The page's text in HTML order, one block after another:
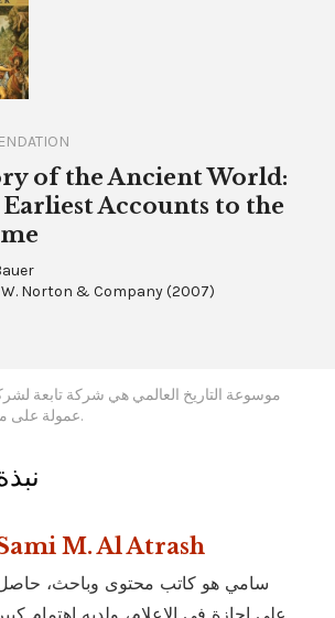
of the Ancient World:
Accounts to the
W. Norton & Company(2007)
موسوعة التاريخ العالمي هي شركة تابعة
عمولة على مشتريات الكتب المؤهلة.
M. Al Atrash
سامي هو كاتب محتوى وباحث،
على إجازة في الإعلام، ولديه اهتمام كبير